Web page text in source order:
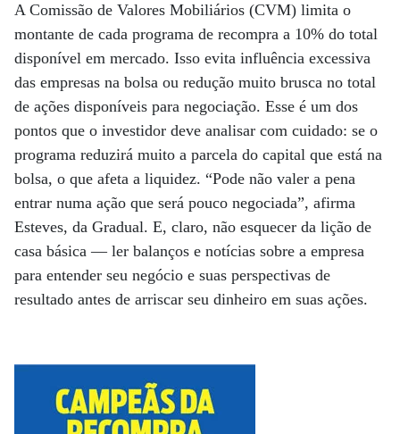
A Comissão de Valores Mobiliários (CVM) limita o
montante de cada programa de recompra a 10% do total
disponível em mercado. Isso evita influência excessiva
das empresas na bolsa ou redução muito brusca no total
de ações disponíveis para negociação. Esse é um dos
pontos que o investidor deve analisar com cuidado: se o
programa reduzirá muito a parcela do capital que está na
bolsa, o que afeta a liquidez. “Pode não valer a pena
entrar numa ação que será pouco negociada”, afirma
Esteves, da Gradual. E, claro, não esquecer da lição de
casa básica — ler balanços e notícias sobre a empresa
para entender seu negócio e suas perspectivas de
resultado antes de arriscar seu dinheiro em suas ações.